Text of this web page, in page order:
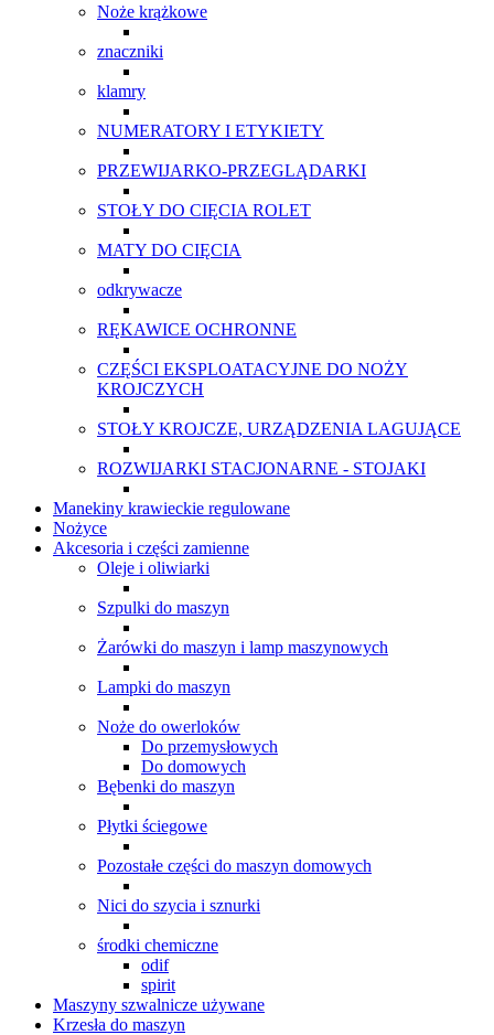
Noże krążkowe
znaczniki
klamry
NUMERATORY I ETYKIETY
PRZEWIJARKO-PRZEGLĄDARKI
STOŁY DO CIĘCIA ROLET
MATY DO CIĘCIA
odkrywacze
RĘKAWICE OCHRONNE
CZĘŚCI EKSPLOATACYJNE DO NOŻY
KROJCZYCH
STOŁY KROJCZE, URZĄDZENIA LAGUJĄCE
ROZWIJARKI STACJONARNE - STOJAKI
Manekiny krawieckie regulowane
Nożyce
Akcesoria i części zamienne
Oleje i oliwiarki
Szpulki do maszyn
Żarówki do maszyn i lamp maszynowych
Lampki do maszyn
Noże do owerloków
Do przemysłowych
Do domowych
Bębenki do maszyn
Płytki ściegowe
Pozostałe części do maszyn domowych
Nici do szycia i sznurki
środki chemiczne
odif
spirit
Maszyny szwalnicze używane
Krzesła do maszyn